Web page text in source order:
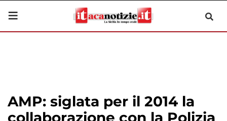
AMP: siglata per il 2014 la
collaborazione con la Polizia